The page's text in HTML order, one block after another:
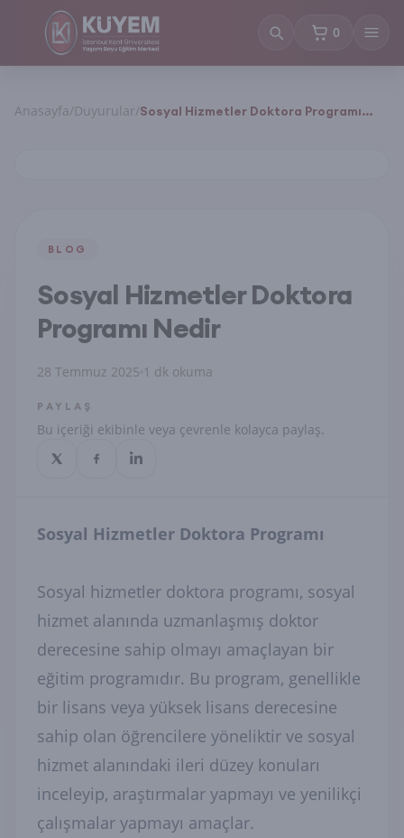
0
sepetteki
Anasayfa/Duyurular/Sosyal Hizmetler Doktora Programı
BLOG
Sosyal Hizmetler Doktora
Programı Nedir
28 Temmuz 2025 1 dk okuma
PAYLAŞ
Bu içeriği ekibinle veya çevrenle kolayca paylaş.
Sosyal Hizmetler Doktora Programı
Sosyal hizmetler doktora programı, sosyal
hizmet alanında uzmanlaşmış doktor
derecesine sahip olmayı amaçlayan bir
eğitim programıdır. Bu program, genellikle
bir lisans veya yüksek lisans derecesine
sahip olan öğrencilere yöneliktir ve sosyal
hizmet alanındaki ileri düzey konuları
inceleyip, araştırmalar yapmayı ve yenilikçi
çalışmalar yapmayı amaçlar.